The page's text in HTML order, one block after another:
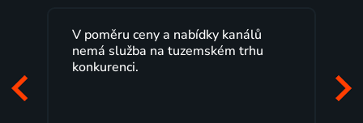
V poměru ceny a nabídky kanálů
nemá služba na tuzemském trhu
konkurenci.
mi